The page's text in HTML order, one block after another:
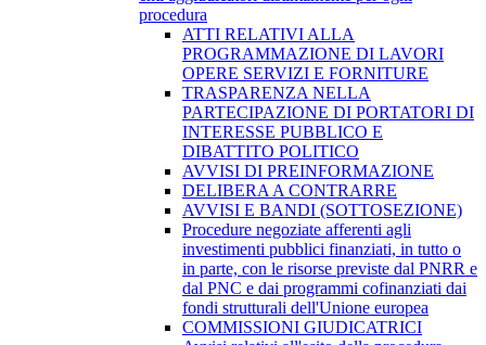
procedura
ATTI RELATIVI ALLA
PROGRAMMAZIONE DI LAVORI
OPERE SERVIZI E FORNITURE
TRASPARENZA NELLA
PARTECIPAZIONE DI PORTATORI DI
INTERESSE PUBBLICO E
DIBATTITO POLITICO
AVVISI DI PREINFORMAZIONE
DELIBERA A CONTRARRE
AVVISI E BANDI (SOTTOSEZIONE)
Procedure negoziate afferenti agli
investimenti pubblici finanziati, in tutto o
in parte, con le risorse previste dal PNRR e
dal PNC e dai programmi cofinanziati dai
fondi strutturali dell'Unione europea
COMMISSIONI GIUDICATRICI